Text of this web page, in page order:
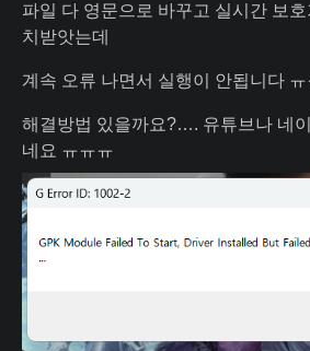
파일 다 영문으로 바꾸고 실시간 보
치받앗는데
계속 오류 나면서 실행이 안됩니다 ㅠ
해결방법 있을까요?…. 유튜브나 네
네요 ㅠㅠㅠ